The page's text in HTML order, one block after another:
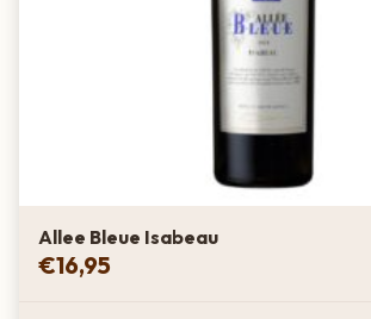
Allee Bleue Isabeau
€16,95